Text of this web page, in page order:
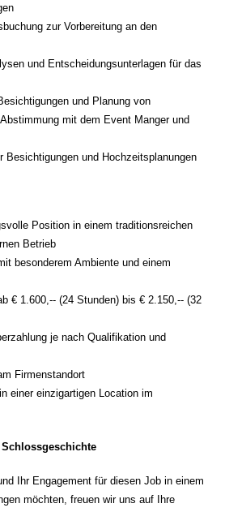
zur Vorbereitung an den
und Entscheidungsunterlagen für das
und Planung von
mit dem Event Manger und
Besichtigungen und Hochzeitsplanungen
Position in einem traditionsreichen
Betrieb
besonderem Ambiente und einem
€ 1.600,-- (24 Stunden) bis € 2.150,-- (32
je nach Qualifikation und
Firmenstandort
einer einzigartigen Location im
Ihr Engagement für diesen Job in einem
möchten, freuen wir uns auf Ihre